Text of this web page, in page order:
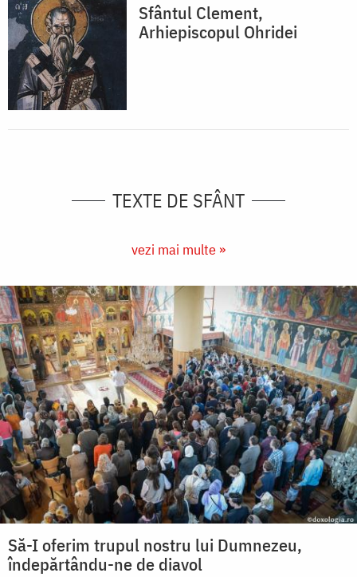
Sfântul Clement,
Arhiepiscopul Ohridei
TEXTE DE SFÂNT
vezi mai multe »
Să-I oferim trupul nostru lui Dumnezeu,
îndepărtându-ne de diavol